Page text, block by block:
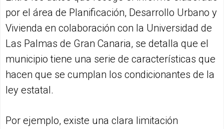
por el área de Planificación, Desarrollo Urbano y
Vivienda en colaboración con la Universidad de
Las Palmas de Gran Canaria, se detalla que el
municipio tiene una serie de características que
hacen que se cumplan los condicionantes de la
ley estatal.
Por ejemplo, existe una clara limitación